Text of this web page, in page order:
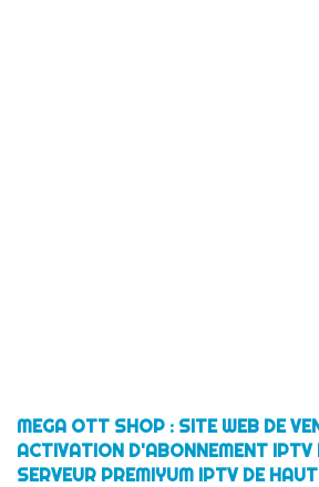
MEGA OTT SHOP : SITE WEB DE
ACTIVATION D'ABONNEMENT IPTV
SERVEUR PREMIYUM IPTV DE